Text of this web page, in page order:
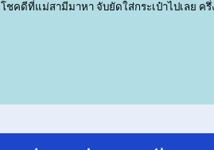
ชคดีที่แม่สามีมาหา จับยัดใส่กระเป๋าไปเลย ครึ่